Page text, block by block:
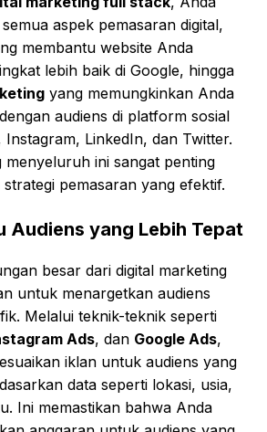
aspek pemasaran digital,
membantu website Anda
lebih baik di Google, hingga
yang memungkinkan Anda
audiens di platform sosial
LinkedIn, dan Twitter.
menyeluruh ini sangat penting
pemasaran yang efektif.
Audiens yang Lebih Tepat
besar dari digital marketing
untuk menargetkan audiens
Melalui teknik-teknik seperti
Ads, dan Google Ads,
iklan untuk audiens yang
data seperti lokasi, usia,
Ini memastikan bahwa Anda